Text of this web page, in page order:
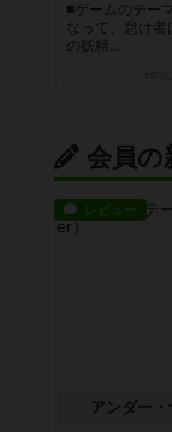
■ゲームのテー
なって、怠け者
の妖精...
会員の
レビュー
アンダー